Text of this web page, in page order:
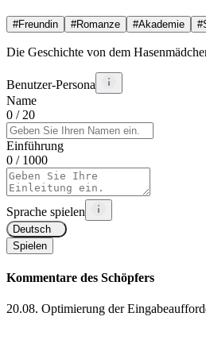
#Freundin #Romanze #Akademie #
Die Geschichte von dem
Benutzer-Persona
Name
0 / 20
Einführung
0 / 1000
Sprache spielen
Deutsch
Spielen
Kommentare des Schöpfers
20.08. Optimierung der